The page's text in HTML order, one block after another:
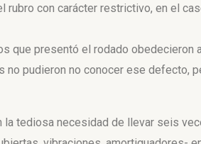
rubro con carácter restrictivo, en el
que presentó el rodado obedecieron
no pudieron no conocer ese defecto,
la tediosa necesidad de llevar seis